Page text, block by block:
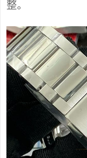
整。